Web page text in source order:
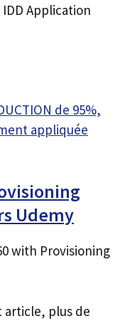
Application
de 95%,
appliquée
Udemy
with Provisioning
article, plus de